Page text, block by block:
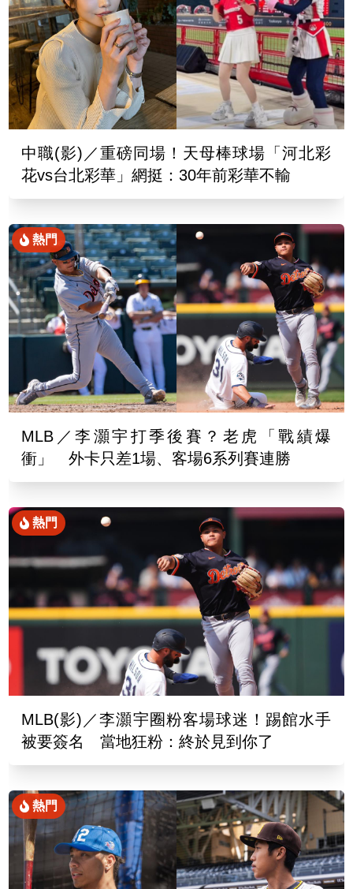
中職(影)／重磅同場！天母棒球場「河北彩
花vs台北彩華」網挺：30年前彩華不輸
熱門
MLB／李灝宇打季後賽？老虎「戰績爆
衝」 外卡只差1場、客場6系列賽連勝
熱門
MLB(影)／李灝宇圈粉客場球迷！踢館水手
被要簽名 當地狂粉：終於見到你了
熱門